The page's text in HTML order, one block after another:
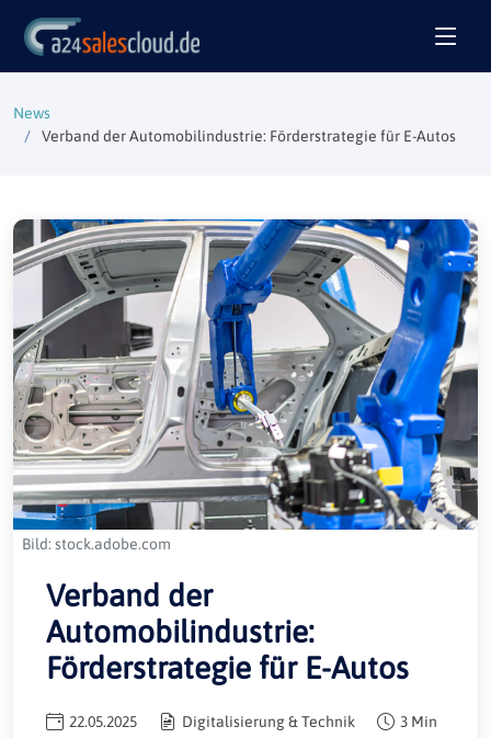
News
Verband der Automobilindustrie: Förderstrategie für E-Autos
Bild: stock.adobe.com
Verband der
Automobilindustrie:
Förderstrategie für E-Autos
22.05.2025 Digitalisierung & Technik 3 Min